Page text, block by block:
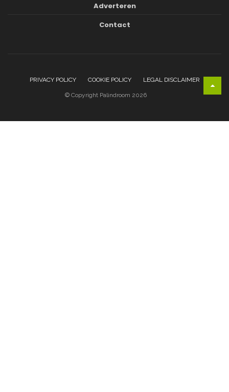
Adverteren
Contact
PRIVACY POLICY COOKIE POLICY LEGAL DISCLAIMER
© Copyright Palindroom 2026